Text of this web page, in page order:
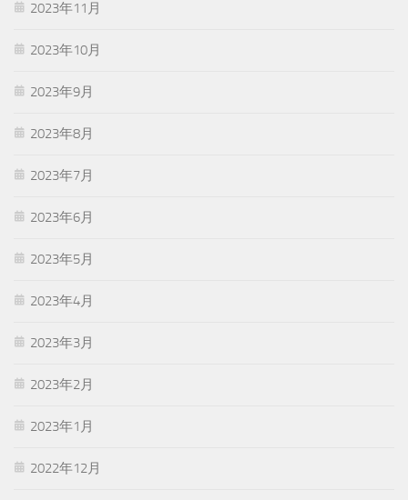
2023年11月
2023年10月
2023年9月
2023年8月
2023年7月
2023年6月
2023年5月
2023年4月
2023年3月
2023年2月
2023年1月
2022年12月